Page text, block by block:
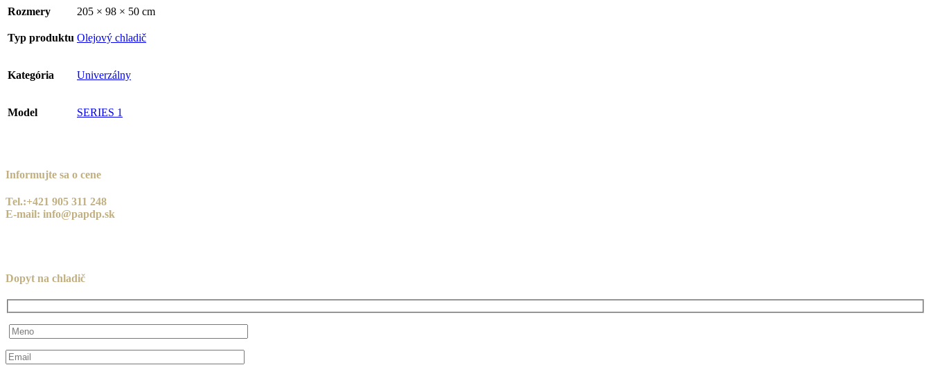
Rozmery 205 × 98 × 50 cm
Typ produktu Olejový chladič
Kategória Univerzálny
Model SERIES 1
Informujte sa o cene
Tel.:+421 905 311 248
E-mail: info@papdp.sk
Dopyt na chladič